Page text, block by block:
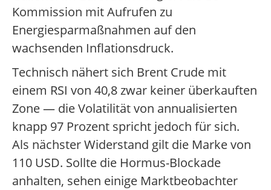
Kommission mit Aufrufen zu
Energiesparmaßnahmen auf den
wachsenden Inflationsdruck.
Technisch nähert sich Brent Crude mit
einem RSI von 40,8 zwar keiner überkauften
Zone — die Volatilität von annualisierten
knapp 97 Prozent spricht jedoch für sich.
Als nächster Widerstand gilt die Marke von
110 USD. Sollte die Hormus-Blockade
anhalten, sehen einige Marktbeobachter